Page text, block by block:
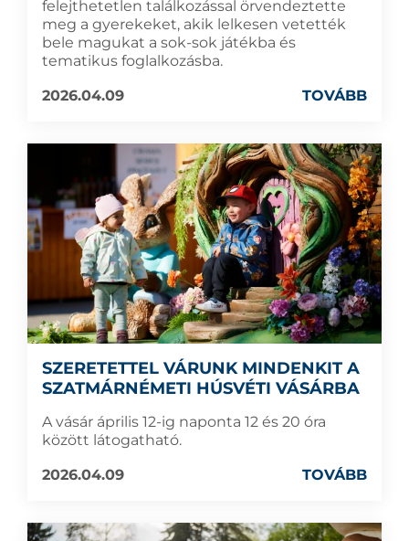
felejthetetlen találkozással örvendeztette
meg a gyerekeket, akik lelkesen vetették
bele magukat a sok-sok játékba és
tematikus foglalkozásba.
2026.04.09
TOVÁBB
SZERETETTEL VÁRUNK MINDENKIT A
SZATMÁRNÉMETI HÚSVÉTI VÁSÁRBA
A vásár április 12-ig naponta 12 és 20 óra
között látogatható.
2026.04.09
TOVÁBB